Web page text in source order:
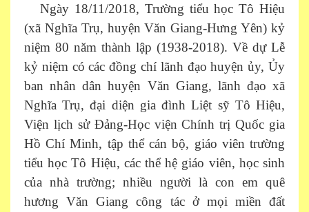
Ngày 18/11/2018, Trường tiểu học Tô Hiệu
(xã Nghĩa Trụ, huyện Văn Giang-Hưng Yên) kỷ
niệm 80 năm thành lập (1938-2018). Về dự Lễ
kỷ niệm có các đồng chí lãnh đạo huyện ủy, Ủy
ban nhân dân huyện Văn Giang, lãnh đạo xã
Nghĩa Trụ, đại diện gia đình Liệt sỹ Tô Hiệu,
Viện lịch sử Đảng-Học viện Chính trị Quốc gia
Hồ Chí Minh, tập thể cán bộ, giáo viên trường
tiểu học Tô Hiệu, các thể hệ giáo viên, học sinh
của nhà trường; nhiều người là con em quê
hương Văn Giang công tác ở mọi miền đất